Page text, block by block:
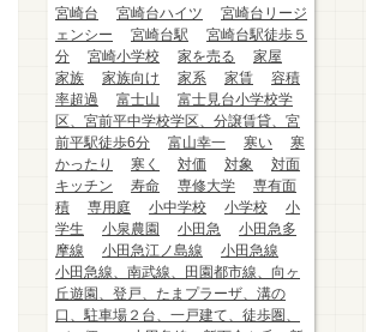
宮崎台
宮崎台ハイツ
宮崎台リージ
ェンシー
宮崎台駅
宮崎台駅徒歩５
分
宮崎小学校 家を売る
家屋
家族
家族向け 家系 家賃
容積
率超過
富士山
富士見台小学校学
区、宮前平中学校学区、分譲賃貸、宮
前平駅徒歩6分
富山幸一 寒い
寒
かったり
寒く 対価 対象
対面
キッチン
寿命 専修大学
専有面
積
専用庭 小中学校 小学校
小
学生
小泉農園 小田急
小田急多
摩線
小田急江ノ島線
小田急線
小田急線、南武線、田園都市線、向ヶ
丘遊園、登戸、たまプラーザ、溝の
口、駐車場２台、一戸建て、徒歩圏、